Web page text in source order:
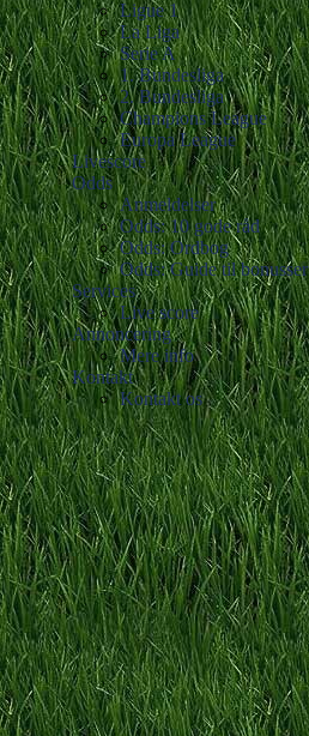
Ligue 1
La Liga
Serie A
1. Bundesliga
2. Bundesliga
Champions League
Europa League
Livescore
Odds
Anmeldelser
Odds: 10 gode råd
Odds: Ordbog
Odds: Guide til bonusser
Services
Live score
Annoncering
Mere info
Kontakt
Kontakt os